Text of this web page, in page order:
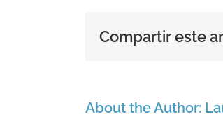
Compartir este
About the Author: